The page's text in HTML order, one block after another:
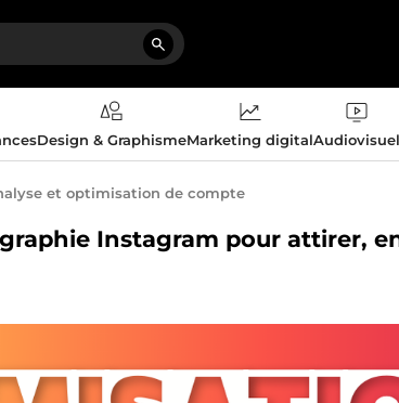
Design & GraphismeMarketing digitalAudiovisuel
et optimisation de compte
Instagram pour attirer,